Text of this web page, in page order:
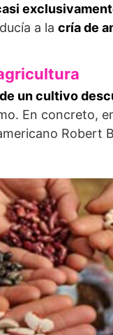
a la cría de
un cultivo
En concreto,
Robert